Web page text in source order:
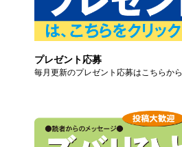
プレゼント応募
毎月更新のプレゼント応募はこちらから